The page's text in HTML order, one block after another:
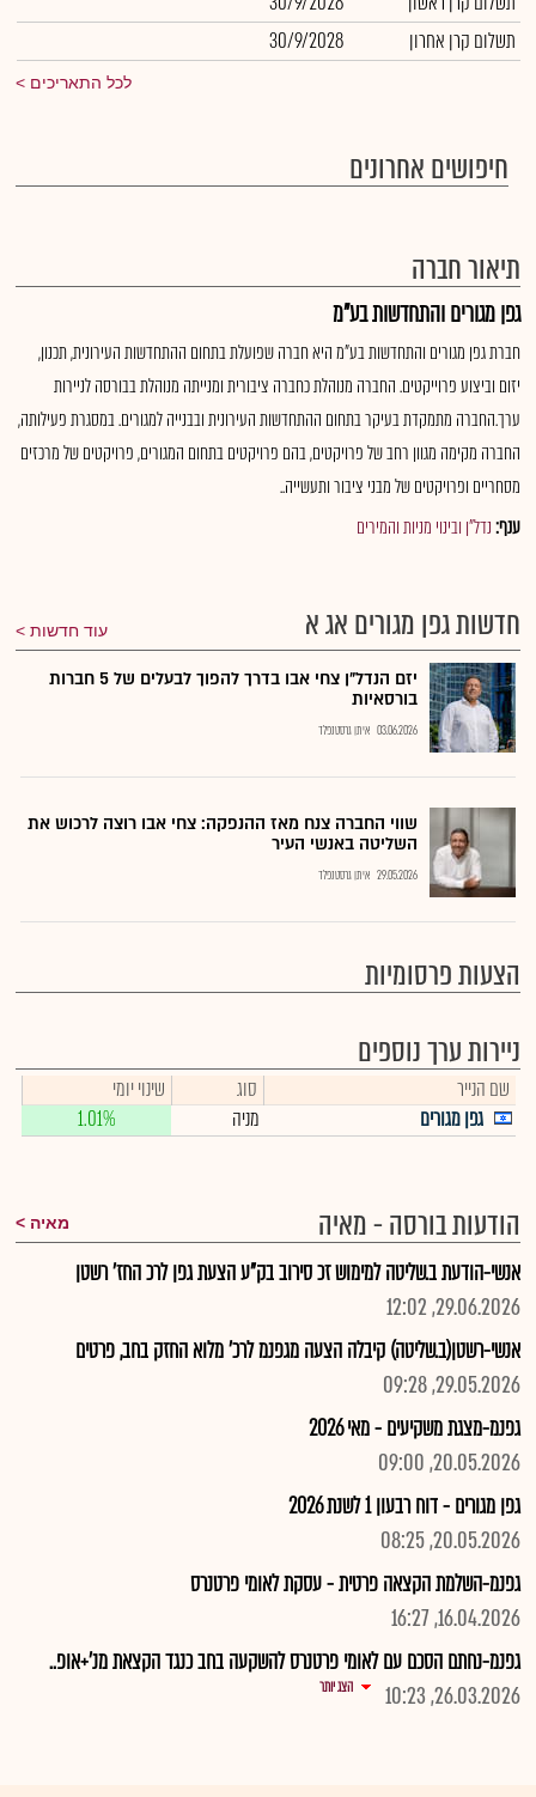
תשלום קרן אחרון
30/9/2028
לכל התאריכים
חיפושים אחרונים
תיאור חברה
גפן מגורים והתחדשות בע"מ
חברת גפן מגורים והתחדשות בע"מ היא חברה שפועלת בתחום ההתחדשות העירונית, תכנון,
יזום וביצוע פרוייקטים. החברה מנוהלת כחברה ציבורית ומנייתה מנוהלת בבורסה לניירות
ערך.החברה מתמקדת בעיקר בתחום ההתחדשות העירונית ובבנייה למגורים. במסגרת פעילותה,
החברה מקימה מגוון רחב של פרויקטים, בהם פרויקטים בתחום המגורים, פרויקטים של מרכזים
מסחריים ופרויקטים של מבני ציבור ותעשייה..
ענף:נדל"ן ובינוי מניות והמירים
חדשות גפן מגורים אג א עוד חדשות
יזם הנדל"ן צחי אבו בדרך להפוך לבעלים של 5 חברות
בורסאיות
03.06.2026 איתן גרסטנפלד
שווי החברה צנח מאז ההנפקה: צחי אבו רוצה לרכוש את
השליטה באנשי העיר
29.05.2026 איתן גרסטנפלד
הצעות פרסומיות
ניירות ערך נוספים
שם הנייר סוג
שינוי יומי
גפן מגורים
מניה 1.01%
הודעות בורסה - מאיה מאיה
אנשי-הודעת ב.שליטה למימוש זכ סירוב בק"ע הצעת גפן לרכ החז' רשטן
29.06.2026, 12:02
אנשי-רשטן(ב.שליטה) קיבלה הצעה מגפנמ לרכ' מלוא החזק בחב, פרטים
29.05.2026, 09:28
גפנמ-מצגת משקיעים - מאי 2026
20.05.2026, 09:00
גפן מגורים - דוח רבעון 1 לשנת 2026
20.05.2026, 08:25
גפנמ-השלמת הקצאה פרטית - עסקת לאומי פרטנרס
16.04.2026, 16:27
גפנמ-נחתם הסכם עם לאומי פרטנרס להשקעה בחב כנגד הקצאת מנ'+אופ..
26.03.2026, 10:23
הצג יותר